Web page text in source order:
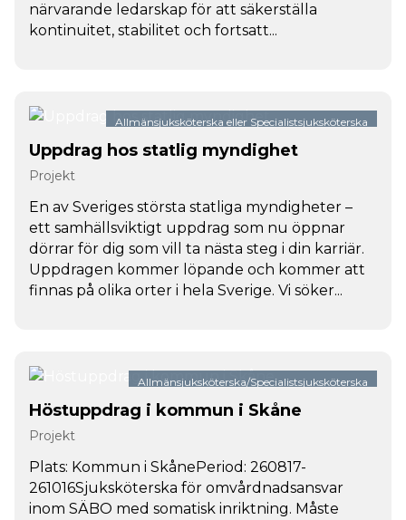
närvarande ledarskap för att säkerställa
kontinuitet, stabilitet och fortsatt...
Allmänsjuksköterska eller Specialistsjuksköterska
Uppdrag hos statlig myndighet
Projekt
En av Sveriges största statliga myndigheter –
ett samhällsviktigt uppdrag som nu öppnar
dörrar för dig som vill ta nästa steg i din karriär.
Uppdragen kommer löpande och kommer att
finnas på olika orter i hela Sverige. Vi söker...
Allmänsjuksköterska/Specialistsjuksköterska
Höstuppdrag i kommun i Skåne
Projekt
Plats: Kommun i SkånePeriod: 260817-
261016Sjuksköterska för omvårdnadsansvar
inom SÄBO med somatisk inriktning. Måste